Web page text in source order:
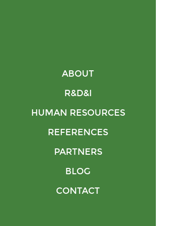
ABOUT
R&D&I
HUMAN RESOURCES
REFERENCES
PARTNERS
BLOG
CONTACT